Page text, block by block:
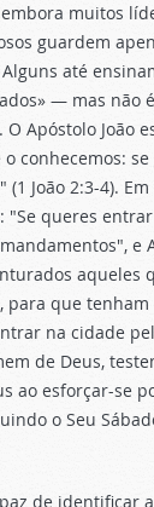
muitos
guardem
até
— mas não
Apóstolo João
conhecemos:
João 2:3-4).
"Se queres
e
aqueles
para que
na cidade
de Deus,
ao esforçar-se
o Seu
de identificar